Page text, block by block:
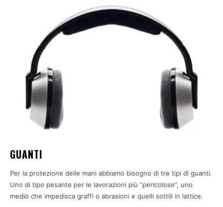
GUANTI
Per la protezione delle mani abbiamo bisogno di tre tipi di guanti.
Uno di tipo pesante per le lavorazioni più “pericolose”, uno
medio che impedisca graffi o abrasioni e quelli sottili in lattice.